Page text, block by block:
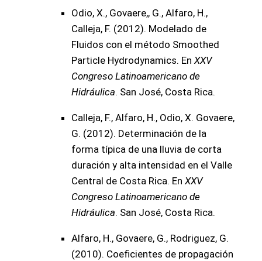
Odio, X., Govaere,, G., Alfaro, H.,
Calleja, F. (2012). Modelado de
Fluidos con el método Smoothed
Particle Hydrodynamics. En XXV
Congreso Latinoamericano de
Hidráulica. San José, Costa Rica.
Calleja, F., Alfaro, H., Odio, X. Govaere,
G. (2012). Determinación de la
forma típica de una lluvia de corta
duración y alta intensidad en el Valle
Central de Costa Rica. En XXV
Congreso Latinoamericano de
Hidráulica. San José, Costa Rica.
Alfaro, H., Govaere, G., Rodriguez, G.
(2010). Coeficientes de propagación